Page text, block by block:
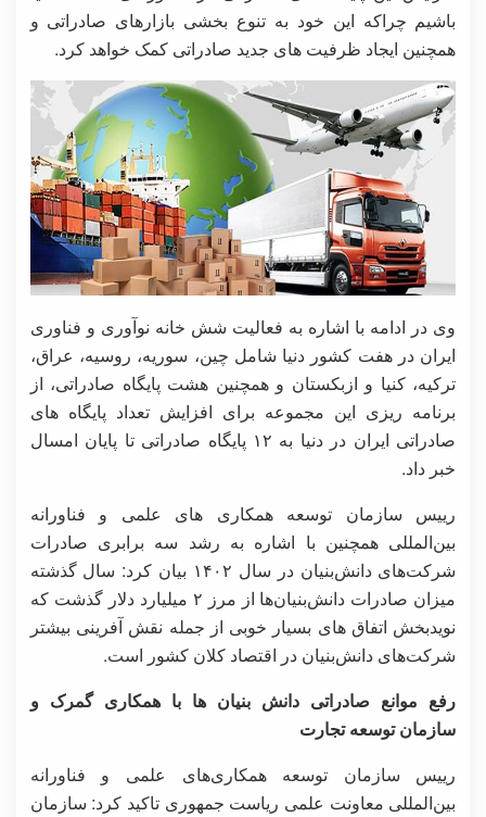
باشیم چراکه این خود به تنوع بخشی بازارهای صادراتی و
همچنین ایجاد ظرفیت های جدید صادراتی کمک خواهد کرد.
وی در ادامه با اشاره به فعالیت شش خانه نوآوری و فناوری
ایران در هفت کشور دنیا شامل چین، سوریه، روسیه، عراق،
ترکیه، کنیا و ازبکستان و همچنین هشت پایگاه صادراتی، از
برنامه ریزی این مجموعه برای افزایش تعداد پایگاه های
صادراتی ایران در دنیا به ۱۲ پایگاه صادراتی تا پایان امسال
خبر داد.
رییس سازمان توسعه همکاری های علمی و فناورانه
بین‌المللی همچنین با اشاره به رشد سه برابری صادرات
شرکت‌های دانش‌بنیان در سال ۱۴۰۲ بیان کرد: سال گذشته
میزان صادرات دانش‌بنیان‌ها از مرز ۲ میلیارد دلار گذشت که
نویدبخش اتفاق های بسیار خوبی از جمله نقش آفرینی بیشتر
شرکت‌های دانش‌بنیان در اقتصاد کلان کشور است.
رفع موانع صادراتی دانش بنیان ها با همکاری گمرک و
سازمان توسعه تجارت
رییس سازمان توسعه همکاری‌های علمی و فناورانه
بین‌المللی معاونت علمی ریاست جمهوری تاکید کرد: سازمان